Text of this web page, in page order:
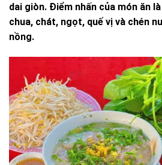
dai giòn. Điểm nhấn của món ăn
chua, chát, ngọt, quế vị và chén
nồng.